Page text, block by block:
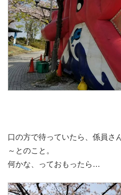
口の方で待っていたら、係員さ
～とのこと。
何かな、っておもったら…